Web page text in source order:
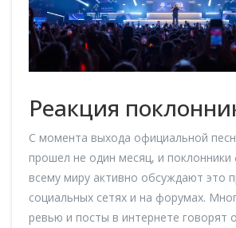
Реакция
С момента выхода официальной
прошел не один месяц, и
всему миру активно обсуждают это
социальных сетях и на форумах.
ревью и посты в интернете говорят